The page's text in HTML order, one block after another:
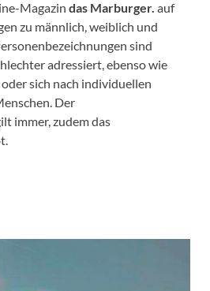
Magazin das Marburger. auf
zu männlich, weiblich und
sind
adressiert, ebenso wie
sich nach individuellen
Der
immer, zudem das